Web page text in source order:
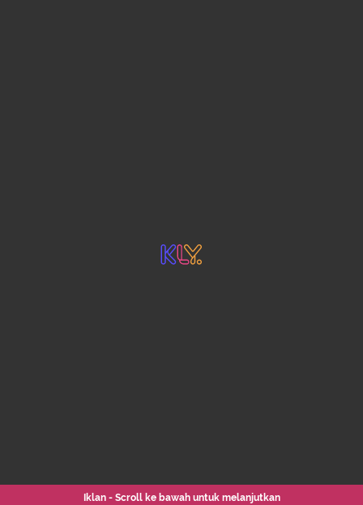
Iklan - Scroll ke bawah untuk melanjutkan